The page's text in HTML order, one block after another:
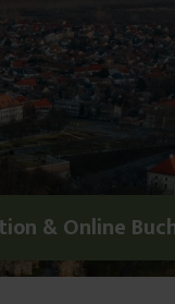
& Online